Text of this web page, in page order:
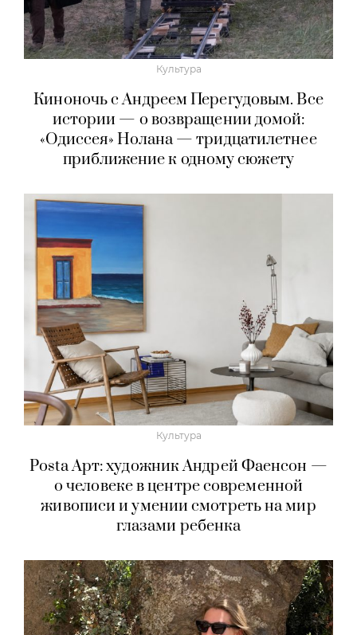
Культура
Киноночь с Андреем Перегудовым. Все
истории — о возвращении домой:
«Одиссея» Нолана — тридцатилетнее
приближение к одному сюжету
Культура
Posta Арт: художник Андрей Фаенсон —
о человеке в центре современной
живописи и умении смотреть на мир
глазами ребенка